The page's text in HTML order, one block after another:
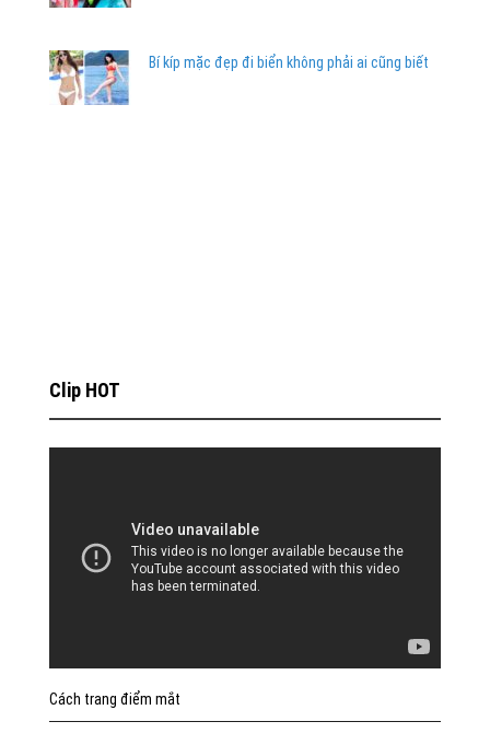
Bí kíp mặc đẹp đi biển không phải ai cũng biết
Clip HOT
Cách trang điểm mắt